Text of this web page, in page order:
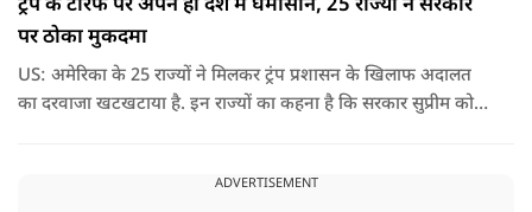
ट्रंप के टैरिफ पर अपने ही देश में घमासान, 25 राज्यों ने सरकार
पर ठोका मुकदमा
US: अमेरिका के 25 राज्यों ने मिलकर ट्रंप प्रशासन के खिलाफ अदालत
का दरवाजा खटखटाया है. इन राज्यों का कहना है कि सरकार सुप्रीम कोर्ट
ADVERTISEMENT